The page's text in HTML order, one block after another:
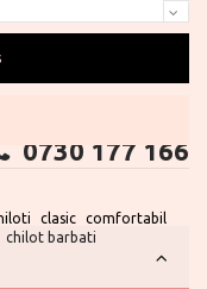
clasic
comfortabil
chilot barbati
0730 177 166